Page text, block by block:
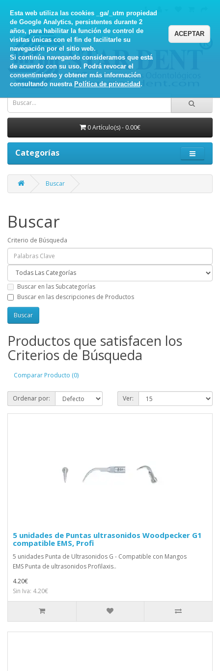
Esta web utiliza las cookies _ga/_utm propiedad
de Google Analytics, persistentes durante 2
años, para habilitar la función de control de
visitas únicas con el fin de facilitarle su
navegación por el sitio web.
Si continúa navegando consideramos que está
de acuerdo con su uso. Podrá revocar el
consentimiento y obtener más información
consultando nuestra Política de privacidad.
ACEPTAR
0 Artículo(s) - 0.00€
Categorías
Buscar
Buscar
Criterio de Búsqueda
Buscar en las Subcategorías
Buscar en las descripciones de Productos
Productos que satisfacen los
Criterios de Búsqueda
Comparar Producto (0)
Ordenar por: Ver:
5 unidades de Puntas ultrasonidos Woodpecker G1
compatible EMS, Profi
5 unidades Punta de Ultrasonidos G - Compatible con Mangos
EMS Punta de ultrasonidos Profilaxis..
4.20€
Sin Iva: 4.20€